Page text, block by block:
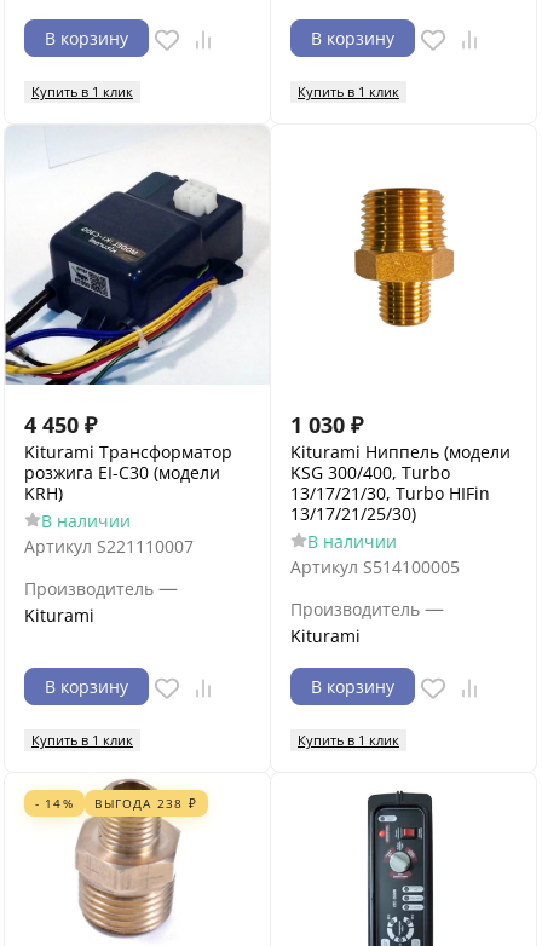
В корзину
Купить в 1 клик
В корзину
Купить в 1 клик
4 450 ₽
Kiturami Трансформатор
розжига EI-C30 (модели
KRH)
В наличии
Артикул S221110007
Производитель —
Kiturami
В корзину
Купить в 1 клик
1 030 ₽
Kiturami Ниппель (модели
KSG 300/400, Turbo
13/17/21/30, Turbo HIFin
13/17/21/25/30)
В наличии
Артикул S514100005
Производитель —
Kiturami
В корзину
Купить в 1 клик
- 14% ВЫГОДА 238 ₽